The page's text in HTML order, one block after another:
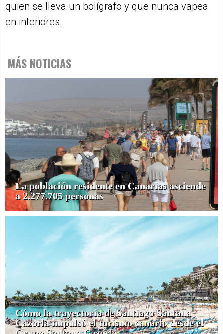
quien se lleva un bolígrafo y que nunca vapea
en interiores.
MÁS NOTICIAS
La población residente en Canarias asciende
a 2.277.705 personas
Cómo la trayectoria de Santiago Santana
Cazorla impulsó el turismo canario desde el